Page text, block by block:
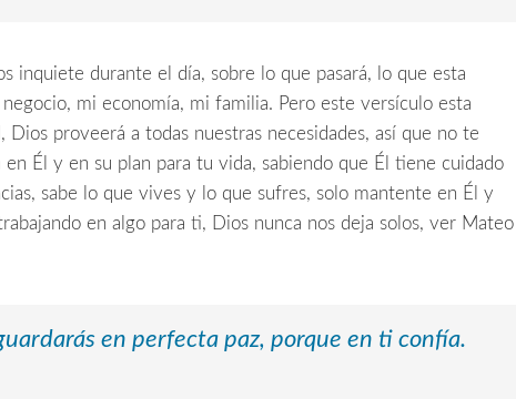
inquiete durante el día, sobre lo que pasará, lo que esta
mi economía, mi familia. Pero este versículo esta
Dios proveerá a todas nuestras necesidades, así que no te
en Él y en su plan para tu vida, sabiendo que Él tiene cuidado
sabe lo que vives y lo que sufres, solo mantente en Él y
en algo para ti, Dios nunca nos deja solos, ver Mateo
en perfecta paz, porque en ti confía.